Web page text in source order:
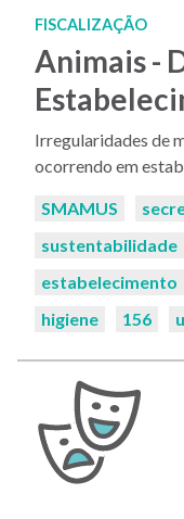
FISCALIZAÇÃO
Animais -
Irregularidades de
ocorrendo em
Palavras-
SMAMUS
sustentabilidade
estabelecimento
higiene
156